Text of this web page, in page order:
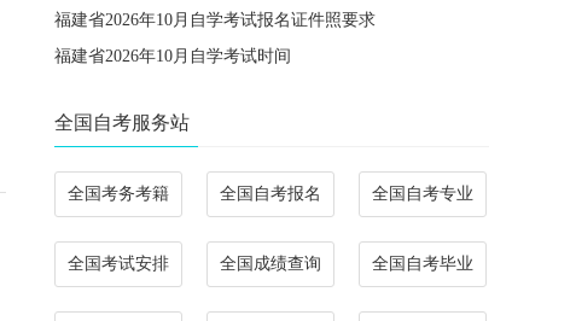
福建省2026年10月自学考试报名证件照要求
福建省2026年10月自学考试时间
全国自考服务站
全国考务考籍 全国自考报名 全国自考专业
全国考试安排 全国成绩查询 全国自考毕业